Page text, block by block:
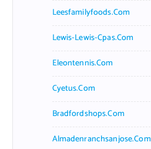
Leesfamilyfoods.com
Lewis-Lewis-Cpas.com
Eleontennis.com
Cyetus.com
Bradfordshops.com
Almadenranchsanjose.com